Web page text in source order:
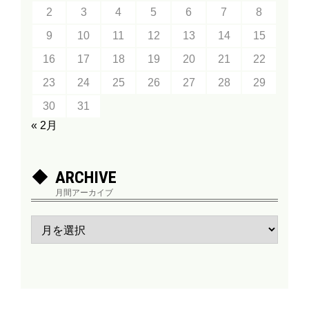
2
3 4 5 6 7
8
9
10 11 12 13 14
15
16
17 18 19 20 21
22
23
24 25 26 27 28
29
30
31
« 2月
ARCHIVE
月間アーカイブ